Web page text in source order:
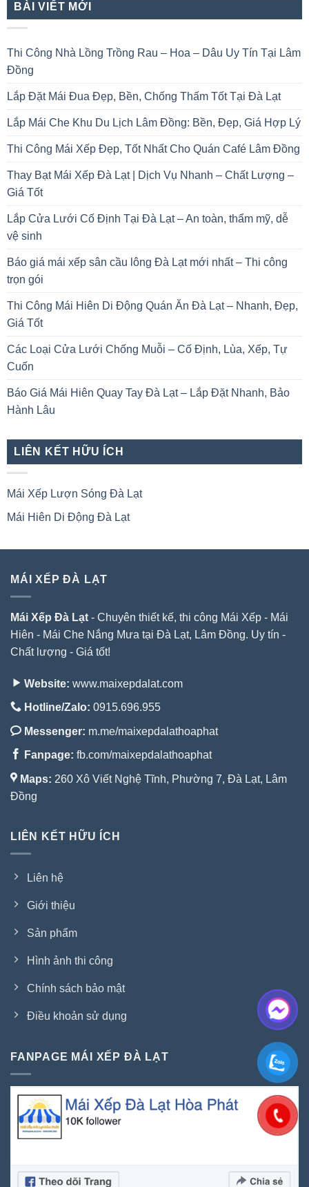
BÀI VIẾT MỚI
Thi Công Nhà Lồng Trồng Rau – Hoa – Dâu Uy Tín Tại Lâm
Đồng
Lắp Đặt Mái Đua Đẹp, Bền, Chống Thấm Tốt Tại Đà Lạt
Lắp Mái Che Khu Du Lịch Lâm Đồng: Bền, Đẹp, Giá Hợp Lý
Thi Công Mái Xếp Đẹp, Tốt Nhất Cho Quán Café Lâm Đồng
Thay Bạt Mái Xếp Đà Lạt | Dịch Vụ Nhanh – Chất Lượng –
Giá Tốt
Lắp Cửa Lưới Cố Định Tại Đà Lạt – An toàn, thẩm mỹ, dễ
vệ sinh
Báo giá mái xếp sân cầu lông Đà Lạt mới nhất – Thi công
trọn gói
Thi Công Mái Hiên Di Động Quán Ăn Đà Lạt – Nhanh, Đẹp,
Giá Tốt
Các Loại Cửa Lưới Chống Muỗi – Cố Định, Lùa, Xếp, Tự
Cuốn
Báo Giá Mái Hiên Quay Tay Đà Lạt – Lắp Đặt Nhanh, Bảo
Hành Lâu
LIÊN KẾT HỮU ÍCH
Mái Xếp Lượn Sóng Đà Lạt
Mái Hiên Di Động Đà Lạt
MÁI XẾP ĐÀ LẠT
Mái Xếp Đà Lạt - Chuyên thiết kế, thi công Mái Xếp - Mái
Hiên - Mái Che Nắng Mưa tại Đà Lạt, Lâm Đồng. Uy tín -
Chất lượng - Giá tốt!
Website: www.maixepdalat.com
Hotline/Zalo: 0915.696.955
Messenger: m.me/maixepdalathoaphat
Fanpage: fb.com/maixepdalathoaphat
Maps: 260 Xô Viết Nghệ Tĩnh, Phường 7, Đà Lạt, Lâm
Đồng
LIÊN KẾT HỮU ÍCH
Liên hệ
Giới thiệu
Sản phẩm
Hình ảnh thi công
Chính sách bảo mật
Điều khoản sử dụng
FANPAGE MÁI XẾP ĐÀ LẠT